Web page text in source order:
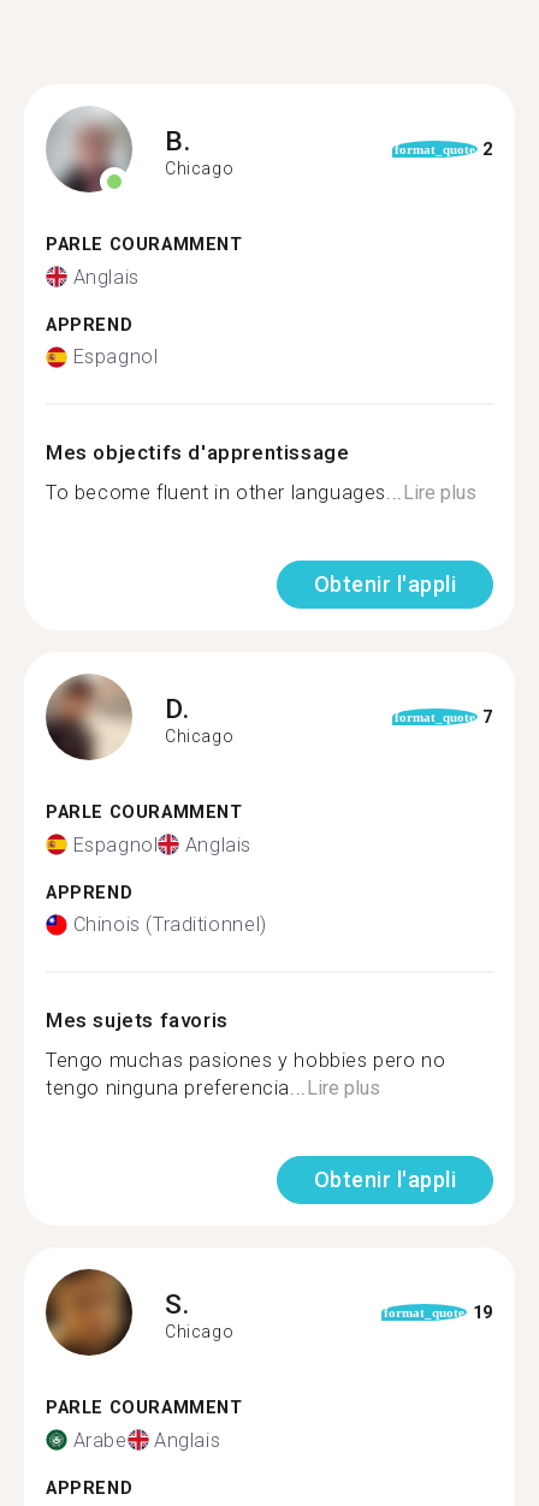
B.
Chicago
format_quote 2
PARLE COURAMMENT
Anglais
APPREND
Espagnol
Mes objectifs d'apprentissage
To become fluent in other languages...Lire plus
Obtenir l'appli
D.
Chicago
format_quote 7
PARLE COURAMMENT
Espagnol Anglais
APPREND
Chinois (Traditionnel)
Mes sujets favoris
Tengo muchas pasiones y hobbies pero no
tengo ninguna preferencia...Lire plus
Obtenir l'appli
S.
Chicago
format_quote 19
PARLE COURAMMENT
Arabe Anglais
APPREND